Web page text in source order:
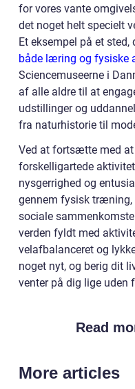
for vores vante
det noget helt specielt
Et eksempel på et sted,
både læring og fysiske
Sciencemuseerne i
af alle aldre til at
udstillinger og
fra naturhistorie til
Ved at fortsætte med
forskelligartede
nysgerrighed og
gennem fysisk træning,
sociale
verden fyldt med
velafbalanceret og
noget nyt, og berig dit
venter på dig lige uden
Read
More articles